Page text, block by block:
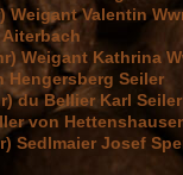
Weigant Valentin
Weigant Kathrina
Seiler
du Bellier Karl
Sedlmaier Josef